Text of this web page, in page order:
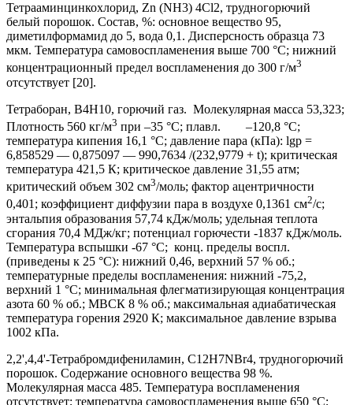
Тетрааминцинкохлорид, Zn (NH3) 4Cl2, трудногорючий
белый порошок. Состав, %: основное вещество 95,
диметилформамид до 5, вода 0,1. Дисперсность образца 73
мкм. Температура самовоспламенения выше 700 °С; нижний
концентрационный предел воспламенения до 300 г/м3
отсутствует [20].
Тетраборан, B4H10, горючий газ. Молекулярная масса 53,323;
Плотность 560 кг/м3 при –35 °С; плавл. –120,8 °С;
температура кипения 16,1 °С; давление пара (кПа): lgp =
6,858529 — 0,875097 — 990,7634 /(232,9779 + t); критическая
температура 421,5 К; критическое давление 31,55 атм;
критический объем 302 см3/моль; фактор ацентричности
0,401; коэффициент диффузии пара в воздухе 0,1361 см2/с;
энтальпия образования 57,74 кДж/моль; удельная теплота
сгорания 70,4 МДж/кг; потенциал горючести -1837 кДж/моль.
Температура вспышки -67 °С; конц. пределы воспл.
(приведены к 25 °С): нижний 0,46, верхний 57 % об.;
температурные пределы воспламенения: нижний -75,2,
верхний 1 °С; минимальная флегматизирующая концентрация
азота 60 % об.; МВСК 8 % об.; максимальная адиабатическая
температура горения 2920 К; максимальное давление взрыва
1002 кПа.
2,2',4,4'-Тетрабромдифениламин, C12H7NBr4, трудногорючий
порошок. Содержание основного вещества 98 %.
Молекулярная масса 485. Температура воспламенения
отсутствует; температура самовоспламенения выше 650 °С;